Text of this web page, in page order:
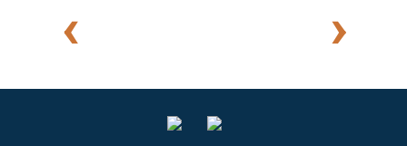
‹ ›